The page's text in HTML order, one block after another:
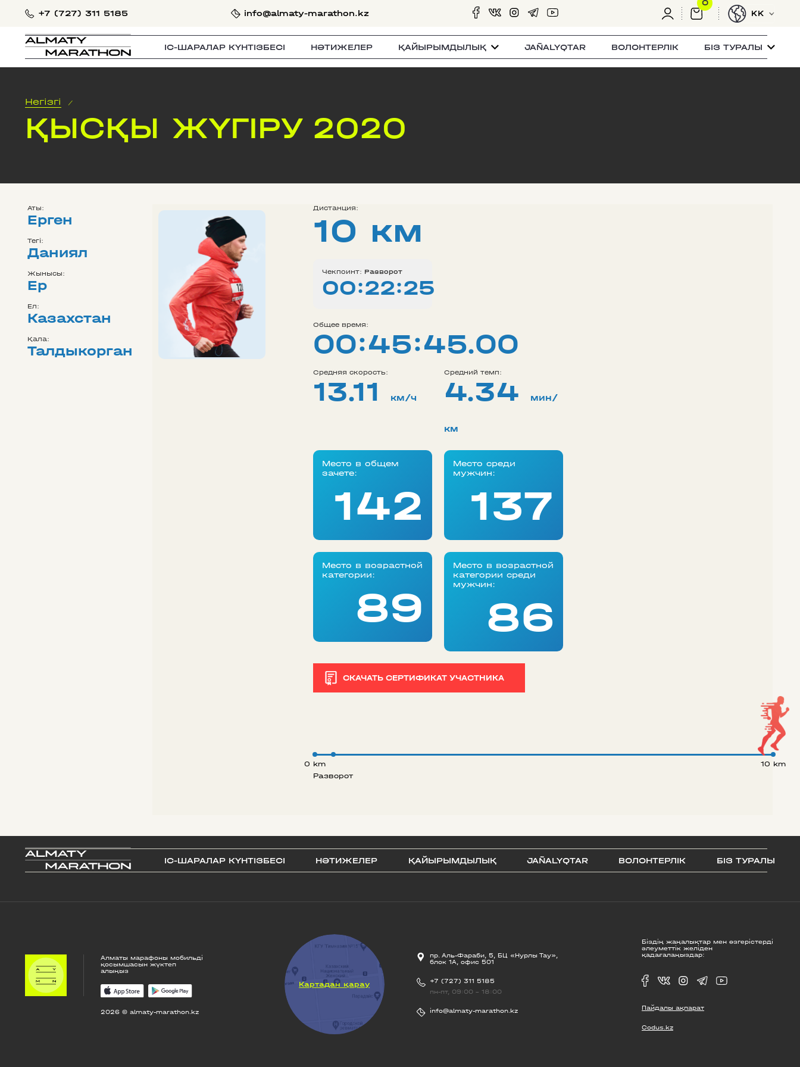
+7 (727) 311 5185 info@almaty-marathon.kz
0
KK
IС-ШАРАЛАР КҮНТІЗБЕСI НӘТИЖЕЛЕР ҚАЙЫРЫМДЫЛЫҚ JAÑALYQTAR ВОЛОНТЕРЛІК БІЗ ТУРАЛЫ
Негізгі /
ҚЫСҚЫ ЖҮГІРУ 2020
Аты:
Ерген
Тегі:
Даниял
Жынысы:
Ер
Ел:
Казахстан
Қала:
Талдыкорган
Дистанция:
10 км
Чекпоинт: Разворот
00:22:25
Общее время:
00:45:45.00
Средняя скорость:
13.11 км/ч
Средний темп:
4.34 мин/
км
Место в общем
зачете:
142
Место среди
мужчин:
137
Место в возрастной
категории:
89
Место в возрастной
категории среди
мужчин:
86
СКАЧАТЬ СЕРТИФИКАТ УЧАСТНИКА
Разворот
0 km 10 km
IС-ШАРАЛАР КҮНТІЗБЕСI НӘТИЖЕЛЕР ҚАЙЫРЫМДЫЛЫҚ JAÑALYQTAR ВОЛОНТЕРЛІК БІЗ ТУРАЛЫ
Алматы марафоны мобильді
қосымшасын жүктеп
алыңыз
2026 © almaty-marathon.kz
Картадан қарау
пр. Аль-Фараби, 5, БЦ «Нурлы Тау»,
блок 1А, офис 501
+7 (727) 311 5185
пн-пт, 09:00 - 18:00
info@almaty-marathon.kz
Біздің жаңалықтар мен өзгерістерді
әлеуметтік желіден
қадағалаңыздар:
Пайдалы ақпарат
Codus.kz